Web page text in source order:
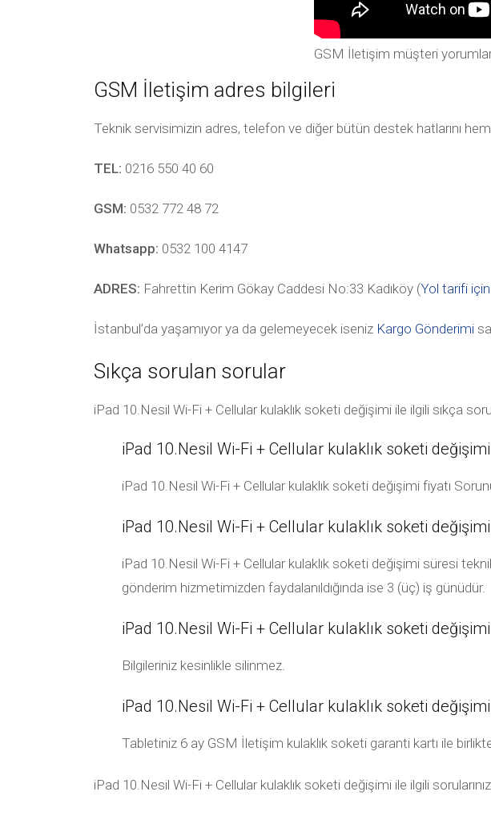
GSM İletişim müşteri
GSM İletişim adres bilgileri
Teknik servisimizin adres, telefon ve diğer bütün destek hatlarını
TEL: 0216 550 40 60
GSM: 0532 772 48 72
Whatsapp: 0532 100 4147
ADRES: Fahrettin Kerim Gökay Caddesi No:33 Kadıköy (Yol tarifi için
İstanbul’da yaşamıyor ya da gelemeyecek iseniz Kargo Gönderimi
Sıkça sorulan sorular
iPad 10.Nesil Wi-Fi + Cellular kulaklık soketi değişimi ile ilgili sıkça
iPad 10.Nesil Wi-Fi + Cellular kulaklık soketi
iPad 10.Nesil Wi-Fi + Cellular kulaklık soketi değişimi fiyatı
iPad 10.Nesil Wi-Fi + Cellular kulaklık soketi
iPad 10.Nesil Wi-Fi + Cellular kulaklık soketi değişimi süresi
gönderim hizmetimizden faydalanıldığında ise 3 (üç) iş günüdür.
iPad 10.Nesil Wi-Fi + Cellular kulaklık soketi
Bilgileriniz kesinlikle silinmez.
iPad 10.Nesil Wi-Fi + Cellular kulaklık soketi
Tabletiniz 6 ay GSM İletişim kulaklık soketi garanti kartı ile
iPad 10.Nesil Wi-Fi + Cellular kulaklık soketi değişimi ile ilgili